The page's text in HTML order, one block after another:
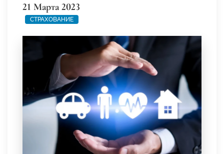
21 Марта 2023
СТРАХОВАНИЕ